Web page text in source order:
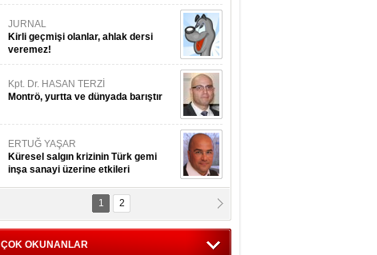
JURNAL
Kirli geçmişi olanlar, ahlak dersi
veremez!
Kpt. Dr. HASAN TERZİ
Montrö, yurtta ve dünyada barıştır
ERTUĞ YAŞAR
Küresel salgın krizinin Türk gemi
inşa sanayi üzerine etkileri
Kpt. MESUT AZMİ GÖKSOY
ithafen...
1 2
ÇOK OKUNANLAR